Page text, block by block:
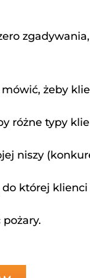
żeby
różne typy
niszy
do której